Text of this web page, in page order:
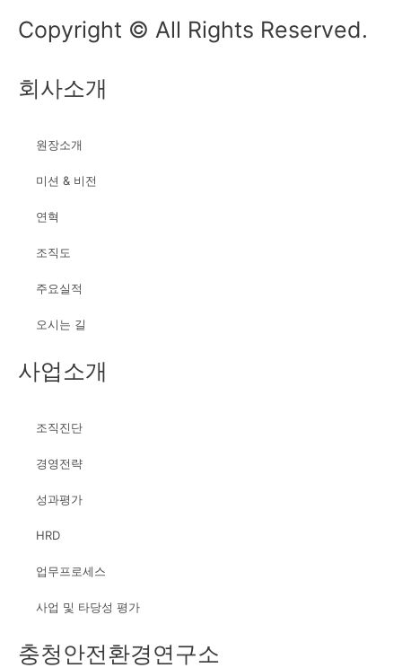
Copyright © All Rights Reserved.
회사소개
원장소개
미션 & 비전
연혁
조직도
주요실적
오시는 길
사업소개
조직진단
경영전략
성과평가
HRD
업무프로세스
사업 및 타당성 평가
충청안전환경연구소